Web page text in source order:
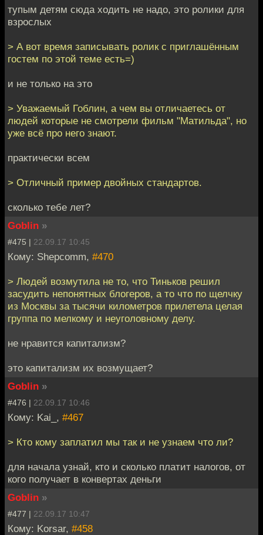
тупым детям сюда ходить не надо, это ролики для
взрослых
> А вот время записывать ролик с приглашённым
гостем по этой теме есть=)
и не только на это
> Уважаемый Гоблин, а чем вы отличаетесь от
людей которые не смотрели фильм "Матильда", но
уже всё про него знают.
практически всем
> Отличный пример двойных стандартов.
сколько тебе лет?
Goblin »
#475 | 22.09.17 10:45
Кому: Shepcomm, #470
> Людей возмутила не то, что Тиньков решил
засудить непонятных блогеров, а то что по щелчку
из Москвы за тысячи километров прилетела целая
группа по мелкому и неуголовному делу.
не нравится капитализм?
это капитализм их возмущает?
Goblin »
#476 | 22.09.17 10:46
Кому: Kai_, #467
> Кто кому заплатил мы так и не узнаем что ли?
для начала узнай, кто и сколько платит налогов, от
кого получает в конвертах деньги
Goblin »
#477 | 22.09.17 10:47
Кому: Korsar, #458